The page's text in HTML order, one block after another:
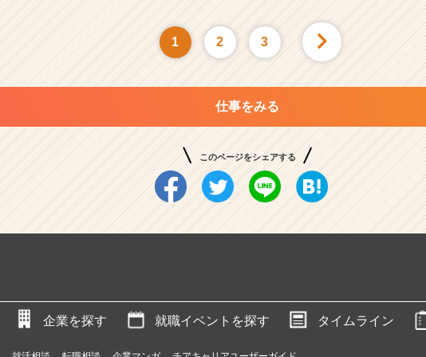
1 2 3
仕事をみる
このページをシェアする
企業を探す 就職イベントを探す タイムライン